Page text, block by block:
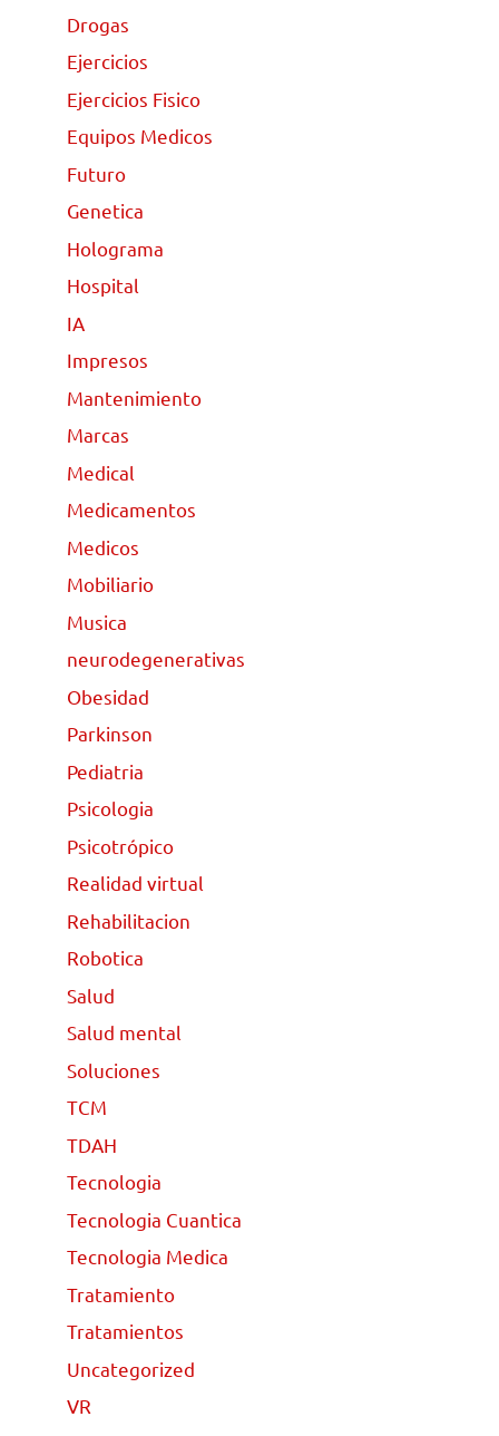
Drogas
Ejercicios
Ejercicios Fisico
Equipos Medicos
Futuro
Genetica
Holograma
Hospital
IA
Impresos
Mantenimiento
Marcas
Medical
Medicamentos
Medicos
Mobiliario
Musica
neurodegenerativas
Obesidad
Parkinson
Pediatria
Psicologia
Psicotrópico
Realidad virtual
Rehabilitacion
Robotica
Salud
Salud mental
Soluciones
TCM
TDAH
Tecnologia
Tecnologia Cuantica
Tecnologia Medica
Tratamiento
Tratamientos
Uncategorized
VR